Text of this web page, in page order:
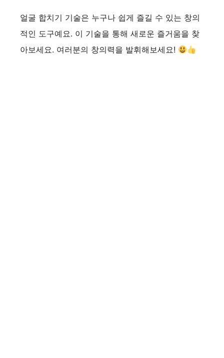
얼굴 합치기 기술은 누구나 쉽게 즐길 수 있는 창의
적인 도구예요. 이 기술을 통해 새로운 즐거움을 찾
아보세요. 여러분의 창의력을 발휘해보세요!